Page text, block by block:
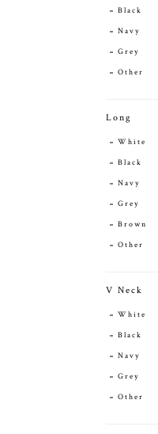
Black
Navy
Grey
Other
Long
White
Black
Navy
Grey
Brown
Other
V Neck
White
Black
Navy
Grey
Other